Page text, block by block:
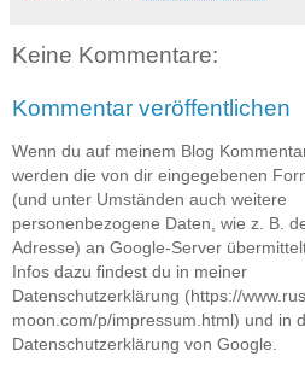
Keine Kommentare:
Kommentar veröffentlichen
Wenn du auf meinem Blog
werden die von dir eingegebenen
(und unter Umständen auch weitere
personenbezogene Daten, wie z. B.
Adresse) an Google-Server
Infos dazu findest du in meiner
Datenschutzerklärung (https://
moon.com/p/impressum.html) und in
Datenschutzerklärung von Google.